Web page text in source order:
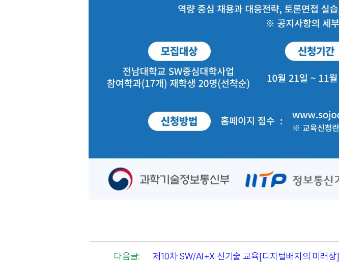
다음글: 제10차 SW/AI+X 신기술 교육[디지털배지의 미래상]